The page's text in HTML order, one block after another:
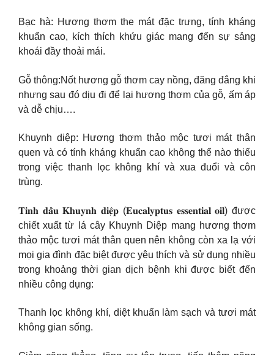
Bạc hà: Hương thơm the mát đặc trưng, tính kháng
khuẩn cao, kích thích khứu giác mang đến sự sảng
khoái đầy thoải mái.
Gỗ thông:Nốt hương gỗ thơm cay nồng, đăng đắng khi
nhưng sau đó dịu đi để lại hương thơm của gỗ, ấm áp
và dễ chịu….
Khuynh diệp: Hương thơm thảo mộc tươi mát thân
quen và có tính kháng khuẩn cao không thể nào thiếu
trong việc thanh lọc không khí và xua đuổi và côn
trùng.
𝐓𝐢𝐧𝐡 𝐝𝐚̂̀𝐮 𝐊𝐡𝐮𝐲𝐧𝐡 𝐝𝐢𝐞̣̂𝐩 (𝐄𝐮𝐜𝐚𝐥𝐲𝐩𝐭𝐮𝐬 𝐞𝐬𝐬𝐞𝐧𝐭𝐢𝐚𝐥 𝐨𝐢𝐥) được
chiết xuất từ lá cây Khuynh Diệp mang hương thơm
thảo mộc tươi mát thân quen nên không còn xa lạ với
mọi gia đình đặc biệt được yêu thích và sử dụng nhiều
trong khoảng thời gian dịch bệnh khi được biết đến
nhiều công dụng:
Thanh lọc không khí, diệt khuẩn làm sạch và tươi mát
không gian sống.